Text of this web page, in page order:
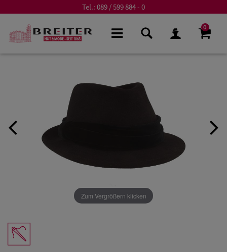
Tel.: 089 / 599 884 - 0
0
Zum Vergrößern klicken